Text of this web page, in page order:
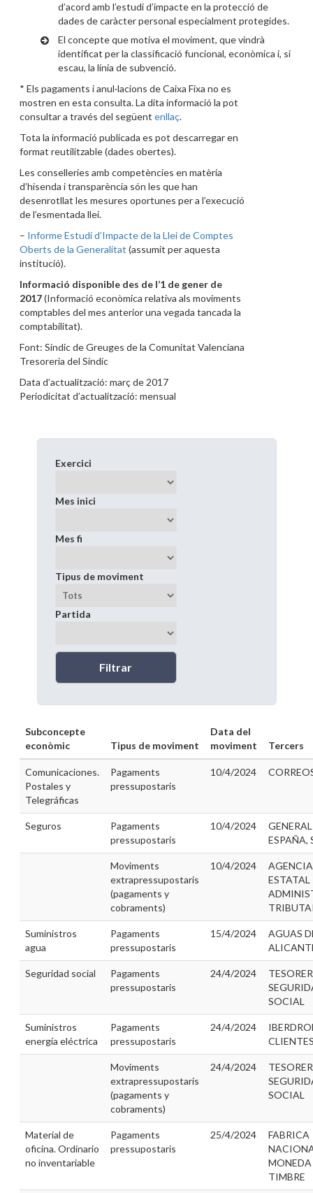
d’acord amb l’estudi d’impacte en la protecció de
dades de caràcter personal especialment protegides.
El concepte que motiva el moviment, que vindrà
identificat per la classificació funcional, econòmica i, si
escau, la línia de subvenció.
* Els pagaments i anul·lacions de Caixa Fixa no es
mostren en esta consulta. La dita informació la pot
consultar a través del següent enllaç.
Tota la informació publicada es pot descarregar en
format reutilitzable (dades obertes).
Les conselleries amb competències en matèria
d’hisenda i transparència són les que han
desenrotllat les mesures oportunes per a l’execució
de l’esmentada llei.
– Informe Estudi d’Impacte de la Llei de Comptes
Oberts de la Generalitat (assumit per aquesta
institució).
Informació disponible des de l’1 de gener de
2017(Informació econòmica relativa als moviments
comptables del mes anterior una vegada tancada la
comptabilitat).
Font: Síndic de Greuges de la Comunitat Valenciana
Tresoreria del Síndic
Data d’actualització: març de 2017
Periodicitat d’actualització: mensual
Exercici
Mes inici
Mes fi
Tipus de moviment
Partida
Subconcepte
econòmic
Tipus de moviment
Data del
moviment
Tercers
Comunicaciones.
Postales y
Telegráficas
Pagaments
pressupostaris
10/4/2024
Seguros
Pagaments
pressupostaris
10/4/2024
ESPAÑA,
Moviments
extrapressupostaris
(pagaments y
cobraments)
10/4/2024
AGENCIA
ESTATAL
Suministros
agua
Pagaments
pressupostaris
15/4/2024
AGUAS
Seguridad social
Pagaments
pressupostaris
24/4/2024
SOCIAL
Suministros
energía eléctrica
Pagaments
pressupostaris
24/4/2024
Moviments
extrapressupostaris
(pagaments y
cobraments)
24/4/2024
SOCIAL
Material de
oficina. Ordinario
no inventariable
Pagaments
pressupostaris
25/4/2024
FABRICA
MONEDA
TIMBRE